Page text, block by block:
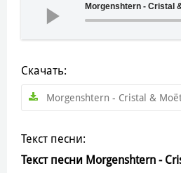
Morgenshtern - Cristal
Скачать:
Morgenshtern - Cristal &
Текст песни:
Текст песни Morgenshtern -